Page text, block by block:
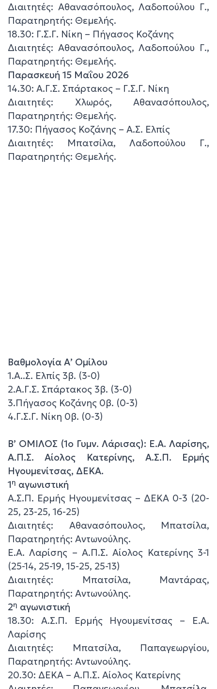
Διαιτητές: Αθανασόπουλος, Λαδοπούλου Γ.,
Παρατηρητής: Θεμελής.
18.30: Γ.Σ.Γ. Νίκη – Πήγασος Κοζάνης
Διαιτητές: Αθανασόπουλος, Λαδοπούλου Γ.,
Παρατηρητής: Θεμελής.
Παρασκευή 15 Μαΐου 2026
14.30: Α.Γ.Σ. Σπάρτακος – Γ.Σ.Γ. Νίκη
Διαιτητές: Χλωρός, Αθανασόπουλος,
Παρατηρητής: Θεμελής.
17.30: Πήγασος Κοζάνης – Α.Σ. Ελπίς
Διαιτητές: Μπατσίλα, Λαδοπούλου Γ.,
Παρατηρητής: Θεμελής.
Βαθμολογία Α’ Ομίλου
1.Α..Σ. Ελπίς 3β. (3-0)
2.Α.Γ.Σ. Σπάρτακος 3β. (3-0)
3.Πήγασος Κοζάνης 0β. (0-3)
4.Γ.Σ.Γ. Νίκη 0β. (0-3)
Β’ ΟΜΙΛΟΣ (1ο Γυμν. Λάρισας): Ε.Α. Λαρίσης,
Α.Π.Σ. Αίολος Κατερίνης, Α.Σ.Π. Ερμής
Ηγουμενίτσας, ΔΕΚΑ.
1η αγωνιστική
Α.Σ.Π. Ερμής Ηγουμενίτσας – ΔΕΚΑ 0-3 (20-
25, 23-25, 16-25)
Διαιτητές: Αθανασόπουλος, Μπατσίλα,
Παρατηρητής: Αντωνούλης.
Ε.Α. Λαρίσης – Α.Π.Σ. Αίολος Κατερίνης 3-1
(25-14, 25-19, 15-25, 25-13)
Διαιτητές: Μπατσίλα, Μαντάρας,
Παρατηρητής: Αντωνούλης.
2η αγωνιστική
18.30: Α.Σ.Π. Ερμής Ηγουμενίτσας – Ε.Α.
Λαρίσης
Διαιτητές: Μπατσίλα, Παπαγεωργίου,
Παρατηρητής: Αντωνούλης.
20.30: ΔΕΚΑ – Α.Π.Σ. Αίολος Κατερίνης